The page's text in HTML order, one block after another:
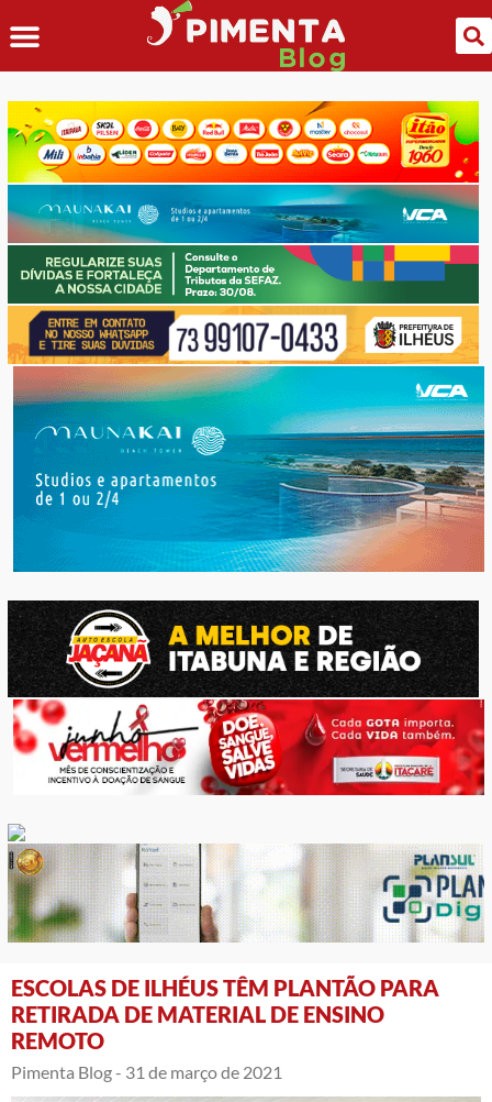
ESCOLAS DE ILHÉUS TÊM PLANTÃO PARA
RETIRADA DE MATERIAL DE ENSINO
REMOTO
Pimenta Blog - 31 de março de 2021